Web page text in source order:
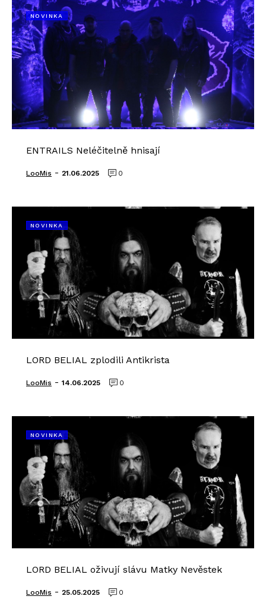
NOVINKA
ENTRAILS Neléčitelně hnisají
LooMis - 21.06.2025 0
NOVINKA
LORD BELIAL zplodili Antikrista
LooMis - 14.06.2025 0
NOVINKA
LORD BELIAL oživují slávu Matky Nevěstek
LooMis - 25.05.2025 0